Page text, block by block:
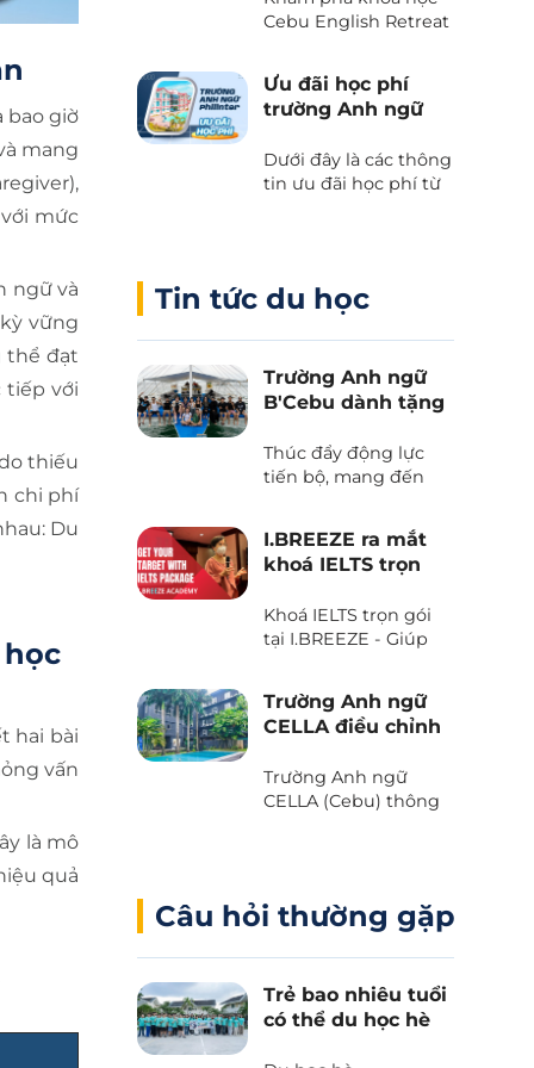
bao giờ
mang
mức
ngữ và
vững
thể đạt
tiếp với
thiếu
chi phí
Du
hai bài
vấn
là mô
quả
đa khi du học.
tại thiên đường
Cebu English Retreat
kết giữa Cebu Blue
Ocean Academy và
Phil English – Học
kết hợp du lịch, và
trải nghiệm văn hóa
Ưu đãi học phí
trường Anh ngữ
Dưới đây là các thông
tin ưu đãi học phí từ
Tin tức du học
Trường Anh ngữ
B'Cebu dành tặng
Island Day”
Thúc đẩy động lực
tiến bộ, mang đến
văn hoá và tận hưởng
thiên nhiên tươi đẹp
của biển trời Cebu
Island Day” do trường
Anh ngữ B’Cebu
sẵn sàng chưa?
I.BREEZE ra mắt
khoá IELTS trọn
Khoá IELTS trọn gói
tại I.BREEZE - Giúp
Trường Anh ngữ
CELLA điều chỉnh
học phí 2025
Trường Anh ngữ
CELLA (Cebu) thông
Câu hỏi thường gặp
Trẻ bao nhiêu tuổi
có thể du học hè